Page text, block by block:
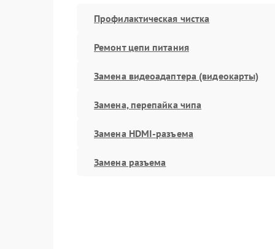
Профилактическая чистка
Ремонт цепи питания
Замена видеоадаптера (видеокарты)
Замена, перепайка чипа
Замена HDMI-разъема
Замена разъема